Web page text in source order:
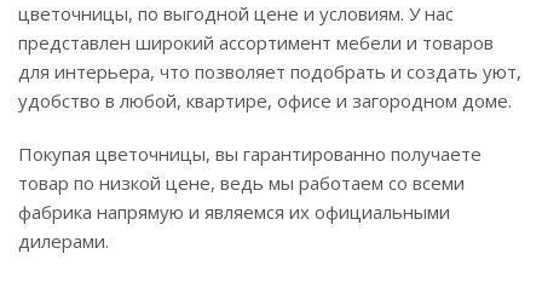
цветочницы, по выгодной цене и условиям. У нас
представлен широкий ассортимент мебели и товаров
для интерьера, что позволяет подобрать и создать уют,
удобство в любой, квартире, офисе и загородном доме.
Покупая цветочницы, вы гарантированно получаете
товар по низкой цене, ведь мы работаем со всеми
фабрика напрямую и являемся их официальными
дилерами.